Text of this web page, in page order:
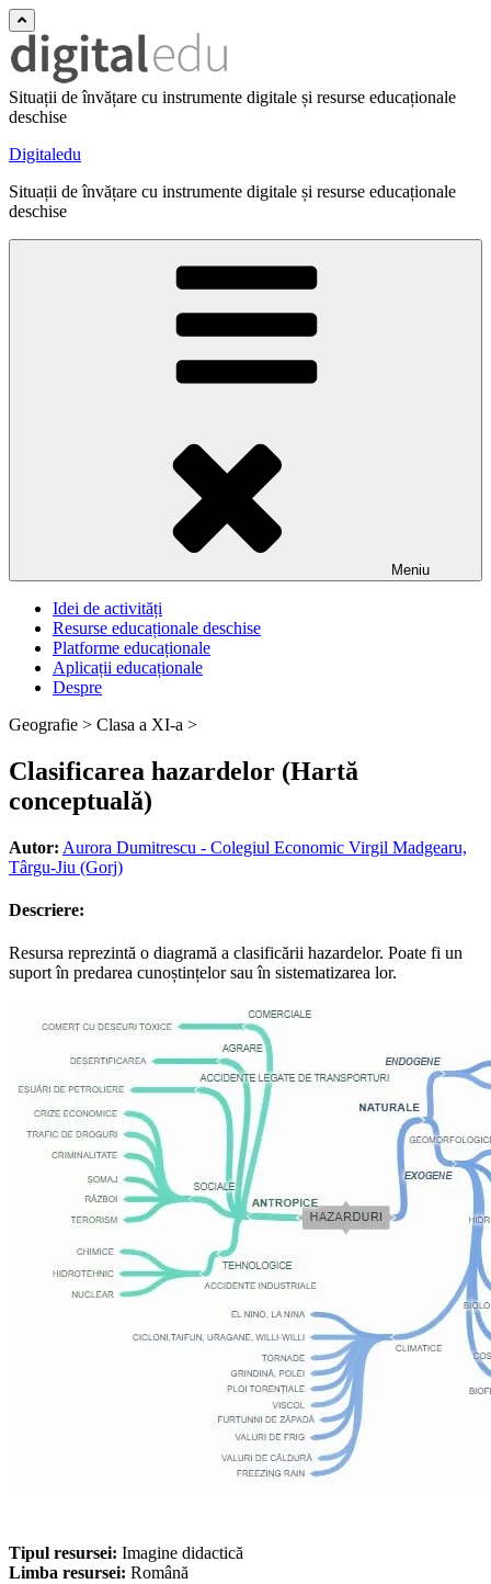
Situații de învățare cu instrumente digitale și resurse educaționale
deschise
Digitaledu
Situații de învățare cu instrumente digitale și resurse educaționale
deschise
Meniu
Idei de activități
Resurse educaționale deschise
Platforme educaționale
Aplicații educaționale
Despre
Geografie > Clasa a XI-a >
Clasificarea hazardelor (Hartă
conceptuală)
Autor: Aurora Dumitrescu - Colegiul Economic Virgil Madgearu,
Târgu-Jiu (Gorj)
Descriere:
Resursa reprezintă o diagramă a clasificării hazardelor. Poate fi un
suport în predarea cunoștințelor sau în sistematizarea lor.
Tipul resursei: Imagine didactică
Limba resursei: Română